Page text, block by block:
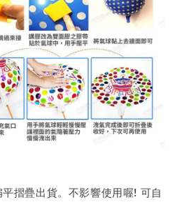
摺疊出貨。不影響使用喔! 可自